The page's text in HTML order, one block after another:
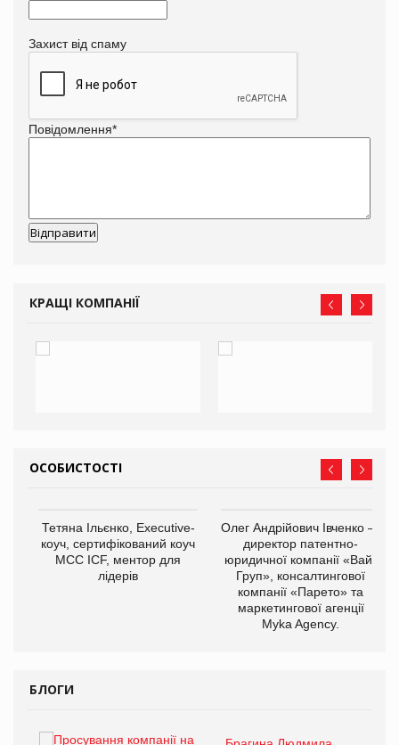
Захист від спаму
Повідомлення*
КРАЩІ КОМПАНІЇ
ОСОБИСТОСТІ
Тетяна Ільєнко, Executive-
коуч, сертифікований коуч
МСС ICF, ментор для
лідерів
Олег Андрійович Івченко —
директор патентно-
юридичної компанії «Вайз
Груп», консалтингової
компанії «Парето» та
маркетингової агенції
Myka Agency.
БЛОГИ